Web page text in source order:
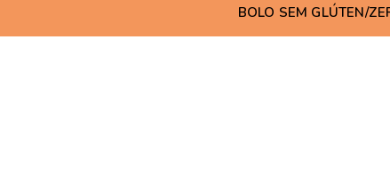
BOLO SEM GLÚTEN/